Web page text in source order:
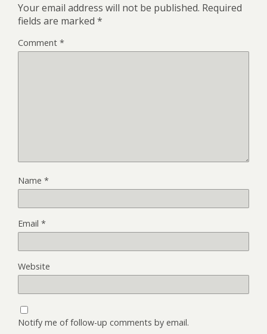
Your email address will not be published. Required
fields are marked *
Comment *
Name *
Email *
Website
Notify me of follow-up comments by email.